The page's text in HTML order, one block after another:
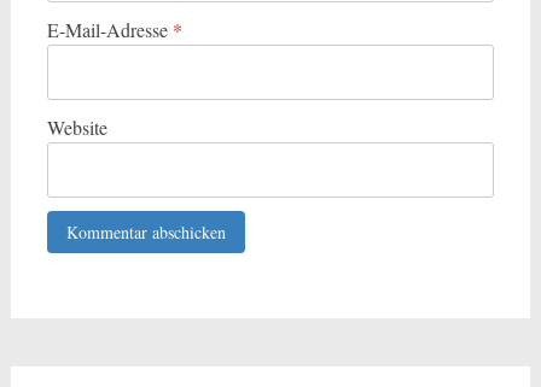
E-Mail-Adresse *
Website